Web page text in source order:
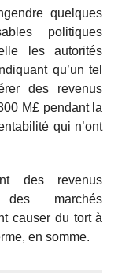
quelques
politiques
les autorités
qu’un tel
des revenus
M£ pendant la
qui n’ont
des revenus
des marchés
causer du tort à
en somme.